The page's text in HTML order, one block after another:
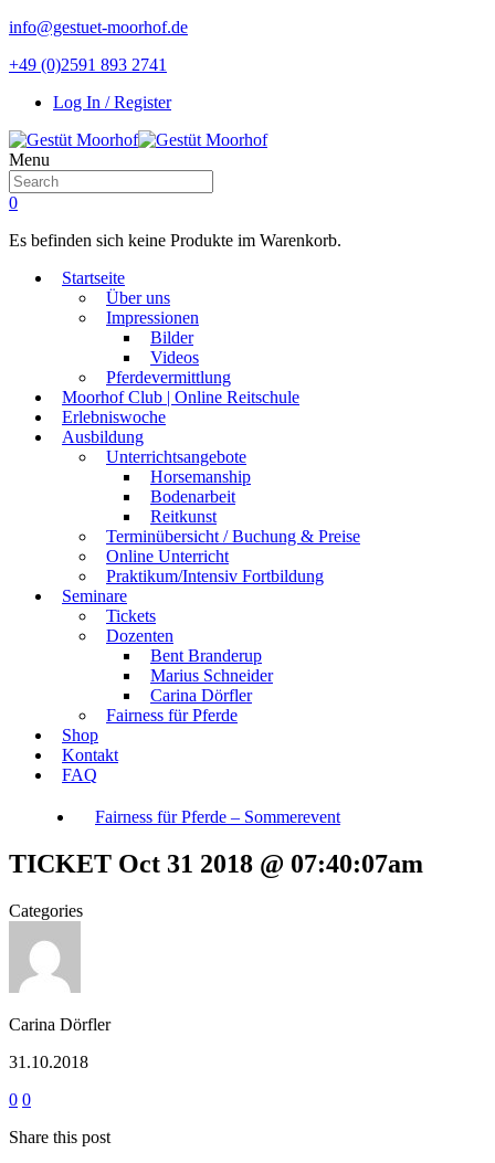
info@gestuet-moorhof.de
+49 (0)2591 893 2741
Log In / Register
Menu
0
Es befinden sich keine Produkte im Warenkorb.
Startseite
Über uns
Impressionen
Bilder
Videos
Pferdevermittlung
Moorhof Club | Online Reitschule
Erlebniswoche
Ausbildung
Unterrichtsangebote
Horsemanship
Bodenarbeit
Reitkunst
Terminübersicht / Buchung & Preise
Online Unterricht
Praktikum/Intensiv Fortbildung
Seminare
Tickets
Dozenten
Bent Branderup
Marius Schneider
Carina Dörfler
Fairness für Pferde
Shop
Kontakt
FAQ
Fairness für Pferde – Sommerevent
TICKET Oct 31 2018 @ 07:40:07am
Categories
Carina Dörfler
31.10.2018
0 0
Share this post